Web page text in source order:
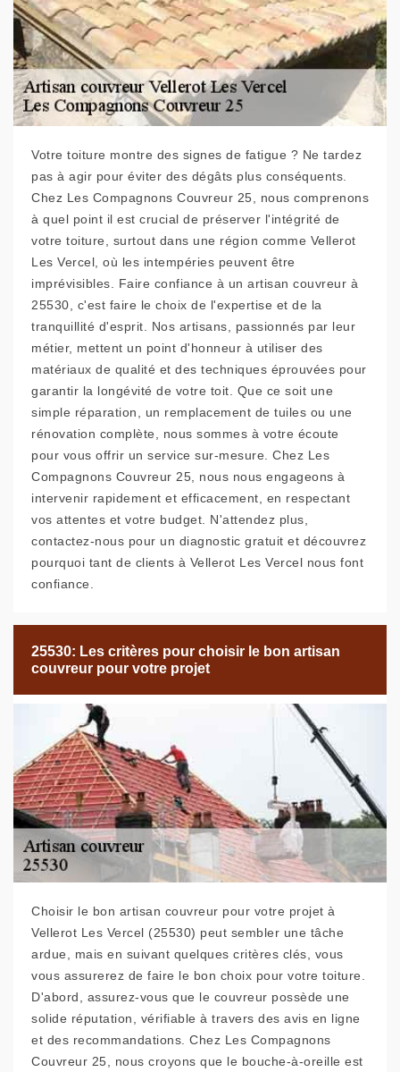
Votre toiture montre des signes de fatigue ? Ne tardez
pas à agir pour éviter des dégâts plus conséquents.
Chez Les Compagnons Couvreur 25, nous comprenons
à quel point il est crucial de préserver l'intégrité de
votre toiture, surtout dans une région comme Vellerot
Les Vercel, où les intempéries peuvent être
imprévisibles. Faire confiance à un artisan couvreur à
25530, c'est faire le choix de l'expertise et de la
tranquillité d'esprit. Nos artisans, passionnés par leur
métier, mettent un point d'honneur à utiliser des
matériaux de qualité et des techniques éprouvées pour
garantir la longévité de votre toit. Que ce soit une
simple réparation, un remplacement de tuiles ou une
rénovation complète, nous sommes à votre écoute
pour vous offrir un service sur-mesure. Chez Les
Compagnons Couvreur 25, nous nous engageons à
intervenir rapidement et efficacement, en respectant
vos attentes et votre budget. N'attendez plus,
contactez-nous pour un diagnostic gratuit et découvrez
pourquoi tant de clients à Vellerot Les Vercel nous font
confiance.
25530: Les critères pour choisir le bon artisan
couvreur pour votre projet
Choisir le bon artisan couvreur pour votre projet à
Vellerot Les Vercel (25530) peut sembler une tâche
ardue, mais en suivant quelques critères clés, vous
vous assurerez de faire le bon choix pour votre toiture.
D'abord, assurez-vous que le couvreur possède une
solide réputation, vérifiable à travers des avis en ligne
et des recommandations. Chez Les Compagnons
Couvreur 25, nous croyons que le bouche-à-oreille est